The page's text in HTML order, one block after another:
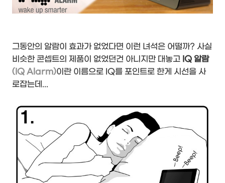
그동안의 알람이 효과가 없었다면 이런 녀석은 어떨까? 사실
비슷한 콘셉트의 제품이 없었던건 아니지만 대놓고 IQ 알람
(IQ Alarm)이란 이름으로 IQ를 포인트로 한게 시선을 사
로잡는데...